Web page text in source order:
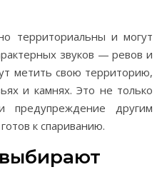
территориальны и могут
звуков — ревов и
метить свою территорию,
и камнях. Это не только
другим
к спариванию.